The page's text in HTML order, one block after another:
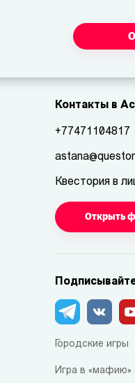
Контакты в
+77471104817
Квестория в
Открыть
Городские игры
Игра в «мафию»